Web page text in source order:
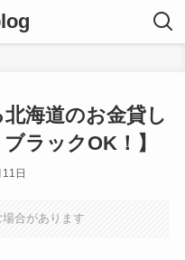
海道のお金貸し
ラックOK！】
日
合があります